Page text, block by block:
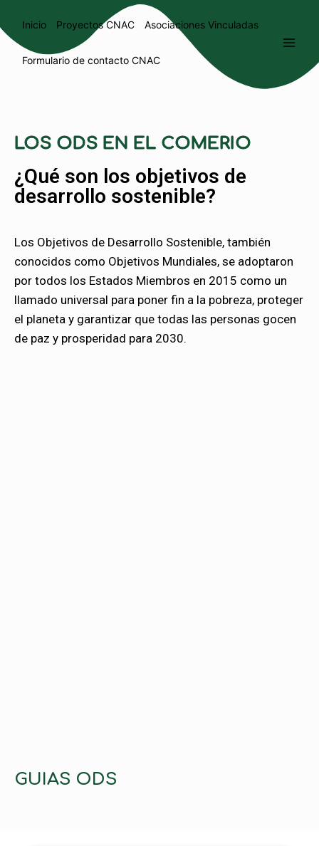
Inicio Proyectos CNAC Asociaciones Vinculadas
Formulario de contacto CNAC
LOS ODS EN EL COMERIO
¿Qué son los objetivos de
desarrollo sostenible?
Los Objetivos de Desarrollo Sostenible, también
conocidos como Objetivos Mundiales, se adoptaron
por todos los Estados Miembros en 2015 como un
llamado universal para poner fin a la pobreza, proteger
el planeta y garantizar que todas las personas gocen
de paz y prosperidad para 2030.
GUIAS ODS